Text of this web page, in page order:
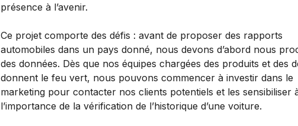
présence à l’avenir.
Ce projet comporte des défis : avant de proposer des rapports
automobiles dans un pays donné, nous devons d’abord nous
des données. Dès que nos équipes chargées des produits et des
donnent le feu vert, nous pouvons commencer à investir dans le
marketing pour contacter nos clients potentiels et les sensibiliser
l’importance de la vérification de l’historique d’une voiture.